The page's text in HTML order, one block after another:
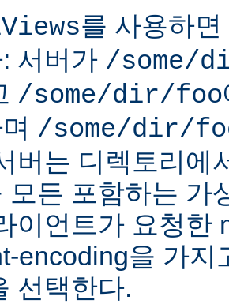
를 사용하
서버가 /some/
/some/dir/foo
/some/dir/
버는 디렉토리에
모든 포함하는 가
이언트가 요청한
encoding을 가지
선택한다.